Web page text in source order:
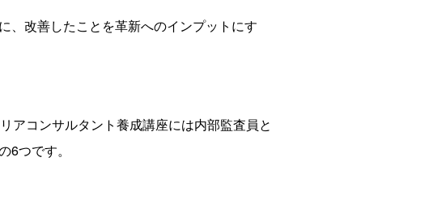
、改善したことを革新へのインプットにす
アコンサルタント養成講座には内部監査員と
6つです。